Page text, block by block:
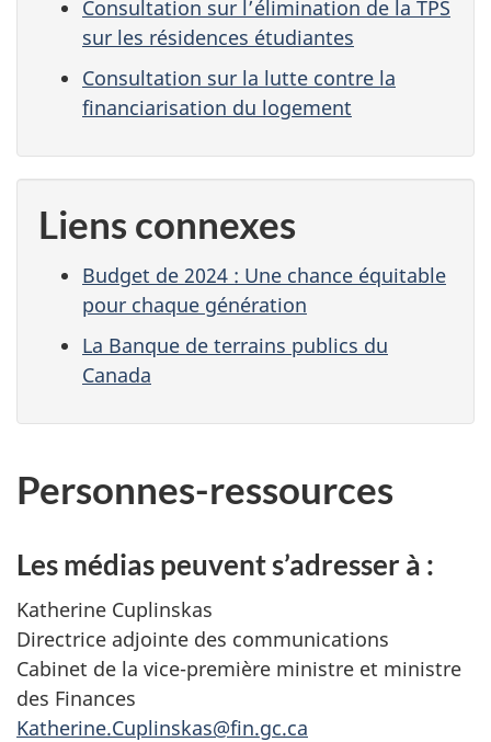
Consultation sur l’élimination de la TPS
sur les résidences étudiantes
Consultation sur la lutte contre la
financiarisation du logement
Liens connexes
Budget de 2024 : Une chance équitable
pour chaque génération
La Banque de terrains publics du
Canada
Personnes-ressources
Les médias peuvent s’adresser à :
Katherine Cuplinskas
Directrice adjointe des communications
Cabinet de la vice-première ministre et ministre
des Finances
Katherine.Cuplinskas@fin.gc.ca